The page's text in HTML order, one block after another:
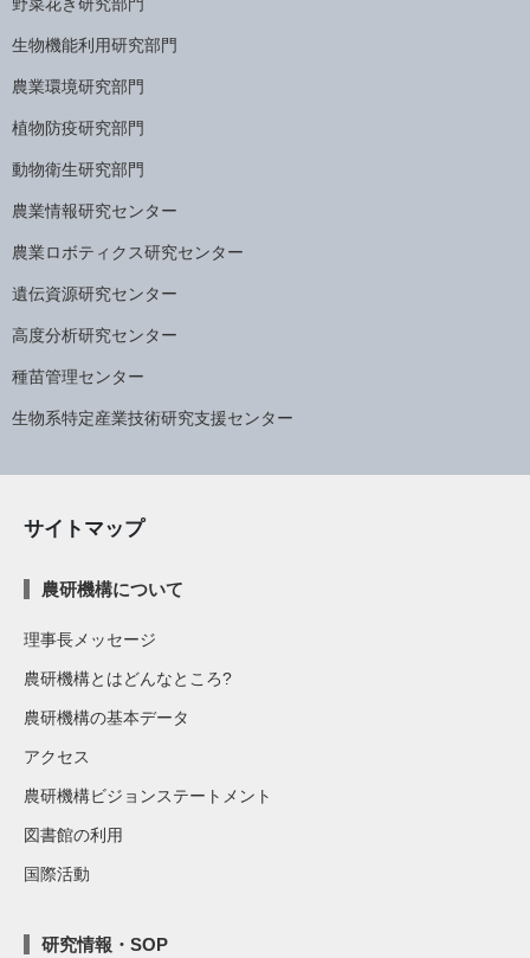
野菜花き研究部門
生物機能利用研究部門
農業環境研究部門
植物防疫研究部門
動物衛生研究部門
農業情報研究センター
農業ロボティクス研究センター
遺伝資源研究センター
高度分析研究センター
種苗管理センター
生物系特定産業技術研究支援センター
サイトマップ
農研機構について
理事長メッセージ
農研機構とはどんなところ?
農研機構の基本データ
アクセス
農研機構ビジョンステートメント
図書館の利用
国際活動
研究情報・SOP